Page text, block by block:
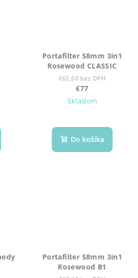
Portafilter 58mm 3in1
Rosewood CLASSIC
€62,60 bez DPH
€77
Skladom
Do košíka
Portafilter 58mm 3in1
Rosewood B1